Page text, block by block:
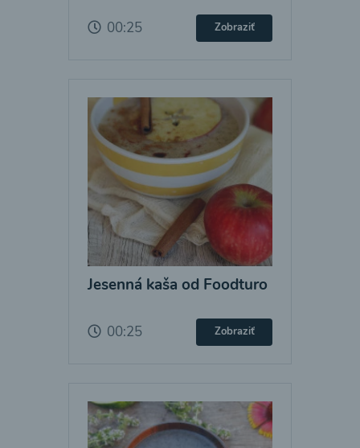
00:25 Zobraziť
Jesenná kaša od Foodturo
00:25 Zobraziť